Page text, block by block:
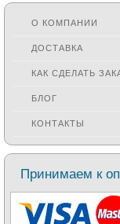
О КОМПАНИИ
ДОСТАВКА
КАК СДЕЛАТЬ
БЛОГ
КОНТАКТЫ
Принимаем к